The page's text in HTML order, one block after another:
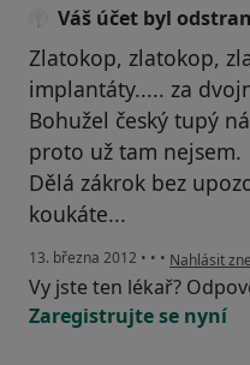
Váš účet byl
Zlatokop, zlatokop,
implantáty..... za
Bohužel český tupý
proto už tam nejsem.
Dělá zákrok bez
koukáte...
13. března 2012 • • • podle
Nahlásit
Vy jste ten lékař?
Zaregistrujte se nyní